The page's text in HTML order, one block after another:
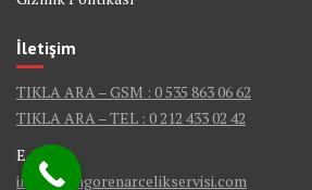
İletişim
TIKLA ARA – GSM : 0 535 863 06 62
TIKLA ARA – TEL : 0 212 433 02 42
E-Mail :
info@gungorenarcelikservisi.com